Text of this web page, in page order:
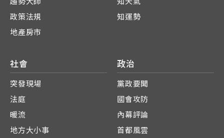
政策法規
地產房市
知運勢
社會
突發現場
法庭
暖流
地方大小事
政治
黨政要聞
國會攻防
內幕評論
首都風雲